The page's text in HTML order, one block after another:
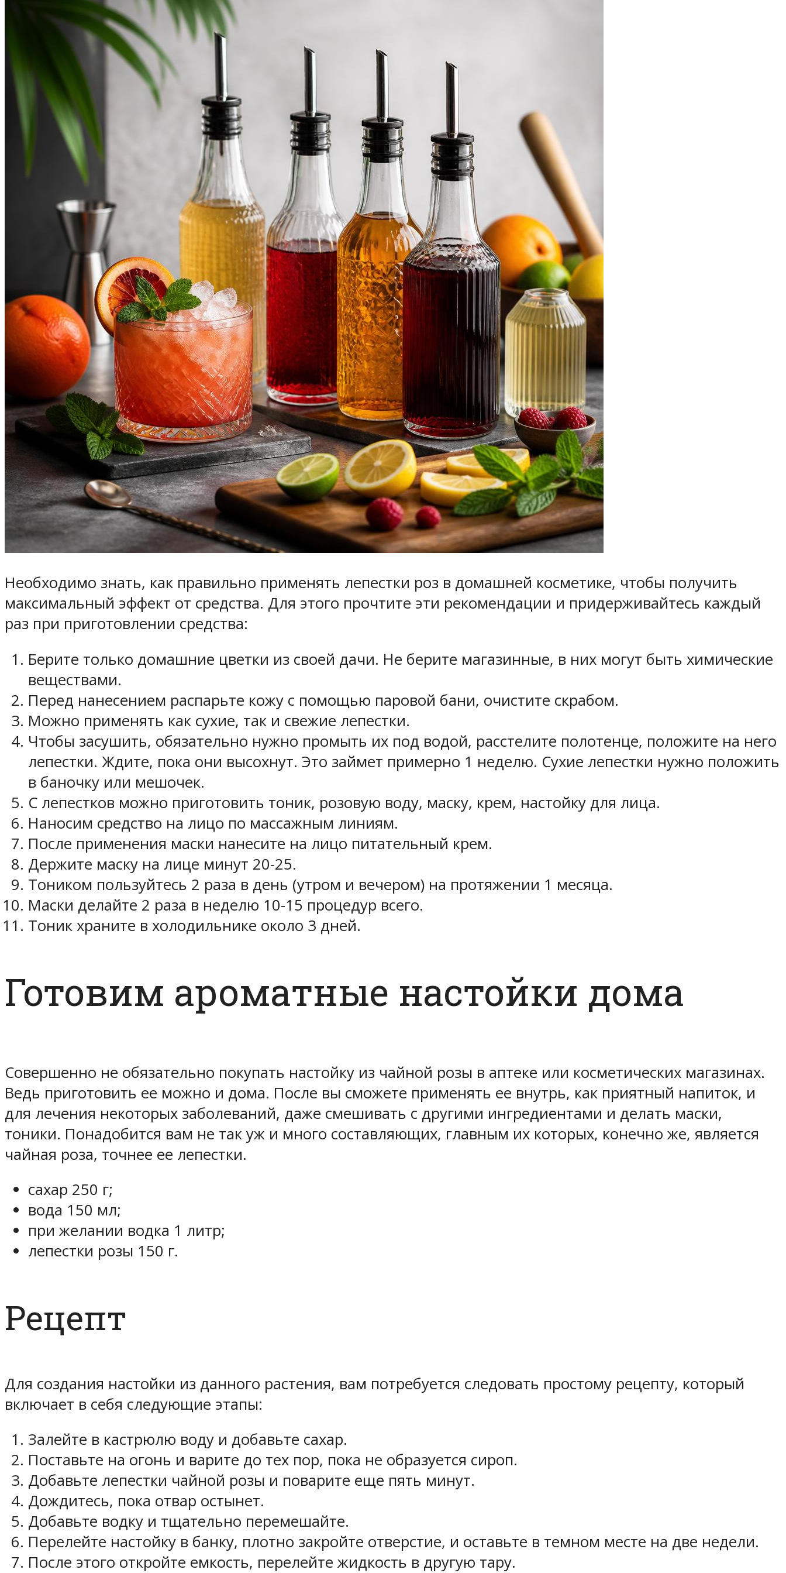
Необходимо знать, как правильно применять лепестки роз в домашней косметике, чтобы получить
максимальный эффект от средства. Для этого прочтите эти рекомендации и придерживайтесь каждый
раз при приготовлении средства:
Берите только домашние цветки из своей дачи. Не берите магазинные, в них могут быть химические
веществами.
Перед нанесением распарьте кожу с помощью паровой бани, очистите скрабом.
Можно применять как сухие, так и свежие лепестки.
Чтобы засушить, обязательно нужно промыть их под водой, расстелите полотенце, положите на него
лепестки. Ждите, пока они высохнут. Это займет примерно 1 неделю. Сухие лепестки нужно положить
в баночку или мешочек.
С лепестков можно приготовить тоник, розовую воду, маску, крем, настойку для лица.
Наносим средство на лицо по массажным линиям.
После применения маски нанесите на лицо питательный крем.
Держите маску на лице минут 20-25.
Тоником пользуйтесь 2 раза в день (утром и вечером) на протяжении 1 месяца.
Маски делайте 2 раза в неделю 10-15 процедур всего.
Тоник храните в холодильнике около 3 дней.
Готовим ароматные настойки дома
Совершенно не обязательно покупать настойку из чайной розы в аптеке или косметических магазинах.
Ведь приготовить ее можно и дома. После вы сможете применять ее внутрь, как приятный напиток, и
для лечения некоторых заболеваний, даже смешивать с другими ингредиентами и делать маски,
тоники. Понадобится вам не так уж и много составляющих, главным их которых, конечно же, является
чайная роза, точнее ее лепестки.
сахар 250 г;
вода 150 мл;
при желании водка 1 литр;
лепестки розы 150 г.
Рецепт
Для создания настойки из данного растения, вам потребуется следовать простому рецепту, который
включает в себя следующие этапы:
Залейте в кастрюлю воду и добавьте сахар.
Поставьте на огонь и варите до тех пор, пока не образуется сироп.
Добавьте лепестки чайной розы и поварите еще пять минут.
Дождитесь, пока отвар остынет.
Добавьте водку и тщательно перемешайте.
Перелейте настойку в банку, плотно закройте отверстие, и оставьте в темном месте на две недели.
После этого откройте емкость, перелейте жидкость в другую тару.